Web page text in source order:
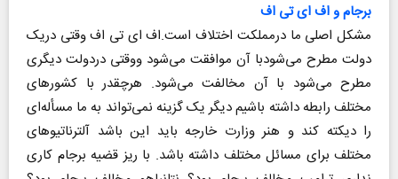
برجام و اف ای تی اف
مشکل اصلی ما درمملکت اختلاف است.اف ای تی اف وقتی دریک
دولت مطرح می‌شودبا آن موافقت می‌شود ووقتی دردولت دیگری
مطرح می‌شود با آن مخالفت می‌شود. هرچقدر با کشورهای
مختلف رابطه داشته باشیم دیگر یک گزینه نمی‌تواند به ما مسأله‌ای
را دیکته کند و هنر وزارت خارجه باید این باشد آلترناتیو‌های
مختلف برای مسائل مختلف داشته باشد. با ریز قضیه برجام کاری